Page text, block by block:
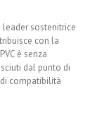
leader sostenitrice
con la
è senza
dal punto di
compatibilità